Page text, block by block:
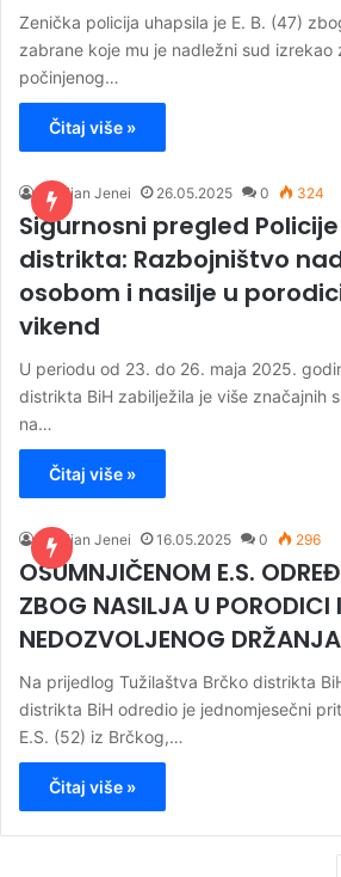
Zenička policija uhapsila je E. B. (47)
zabrane koje mu je nadležni sud izrekao
počinjenog…
Čitaj više »
Kristijan Jenei 26.05.2025 0 324
Sigurnosni pregled
distrikta: Razbojništvo
osobom i nasilje u
vikend
U periodu od 23. do 26. maja 2025.
distrikta BiH zabilježila je više značajnih
na…
Čitaj više »
Kristijan Jenei 16.05.2025 0 296
OSUMNJIČENOM E.S.
ZBOG NASILJA U PORODICI I
NEDOZVOLJENOG
Na prijedlog Tužilaštva Brčko distrikta
distrikta BiH odredio je jednomjesečni
E.S. (52) iz Brčkog,…
Čitaj više »